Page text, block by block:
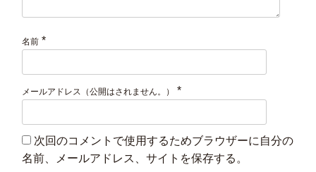
名前 *
メールアドレス（公開はされません。） *
次回のコメントで使用するためブラウザーに自分の
名前、メールアドレス、サイトを保存する。